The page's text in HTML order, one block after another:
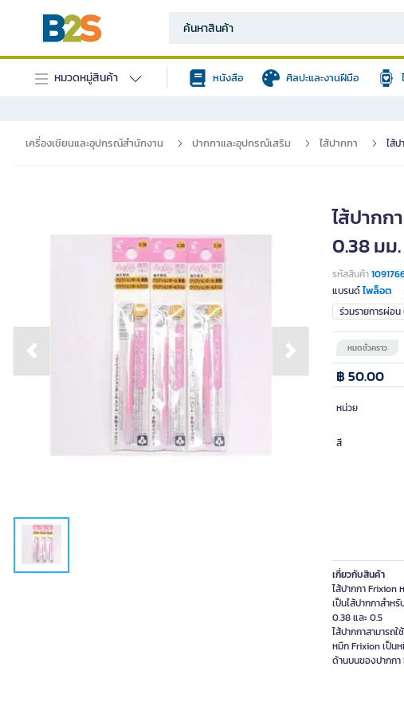
หมวดหมู่สินค้า หนังสือ ศิลปะและงานฝีมือ
เครื่องเขียนและอุปกรณ์สำนักงาน ปากกาและอุปกรณ์เสริม ไส้ปากกา ไส้
Previous slide Next slide
ไส้ปากก
0.38 มม.
รหัสสินค้า
แบรนด์ไพล็อต
ร่วมรายการผ่อน
หมดชั่วคราว
฿ 50.00
หน่วย
สี
เกี่ยวกับสินค้า
ไส้ปากกา Frixion
เป็นไส้ปากกาสำห
0.38 และ 0.5
ไส้ปากกาสามารถ
หมึก Frixion เป็น
ด้านบนของปากกา